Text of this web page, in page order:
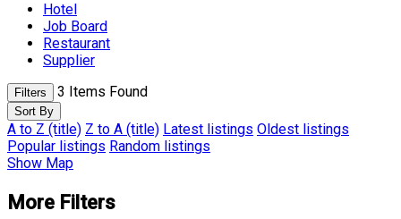
Hotel
Job Board
Restaurant
Supplier
Filters 3 Items Found
Sort By
A to Z (title) Z to A (title) Latest listings Oldest listings
Popular listings Random listings
Show Map
More Filters